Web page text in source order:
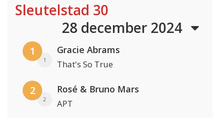
Sleutelstad 30
28 december 2024
1
1
Gracie Abrams
That's So True
2
2
Rosé & Bruno Mars
APT